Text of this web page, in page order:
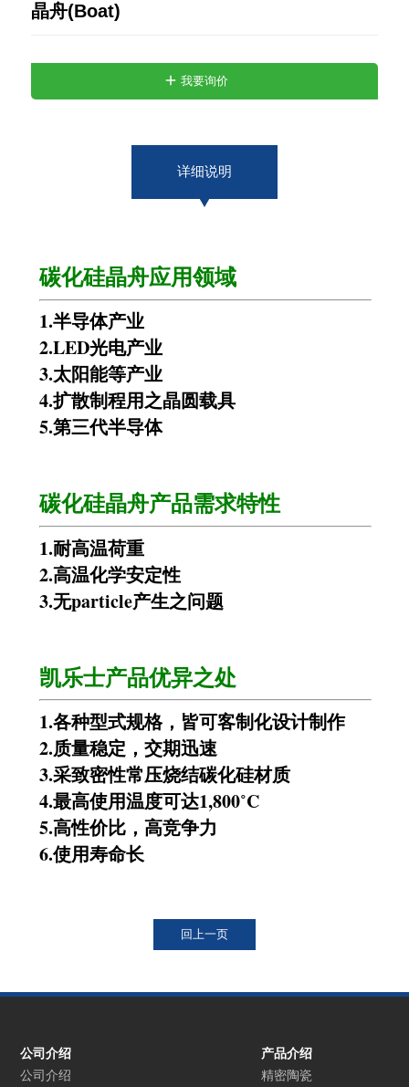
晶舟(Boat)
我要询价
详细说明
碳化硅晶舟应用领域
1.半导体产业
2.LED光电产业
3.太阳能等产业
4.扩散制程用之晶圆载具
5.第三代半导体
碳化硅晶舟产品需求特性
1.耐高温荷重
2.高温化学安定性
3.无particle产生之问题
凯乐士产品优异之处
1.各种型式规格，皆可客制化设计制作
2.质量稳定，交期迅速
3.采致密性常压烧结碳化硅材质
4.最高使用温度可达1,800˚C
5.高性价比，高竞争力
6.使用寿命长
公司介绍
公司介绍
产品介绍
精密陶瓷